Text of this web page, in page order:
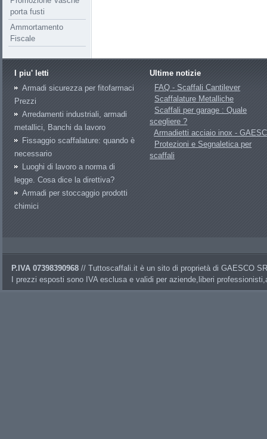
porta fusti
Ammortamento
Fiscale
I piu' letti
Armadi sicurezza per fitofarmaci
Prezzi
Arredamenti industriali, armadi
metallici, Banchi da lavoro
Fissaggio scaffalature: quando è
necessario
Luoghi di lavoro a norma di
legge. Cosa dice la direttiva?
Armadi per stoccaggio prodotti
chimici
Ultime notizie
FAQ - Scaffali Cantilever
Scaffalature Metalliche
Scaffali per garage : Quale
scegliere ?
Armadietti acciaio inox -
Protezioni e Segnaletica per
scaffali
P.IVA 07398390968 // Tuttoscaffali.it è un sito di proprietà di GAESCO
I prezzi esposti sono IVA esclusa e validi per aziende,liberi